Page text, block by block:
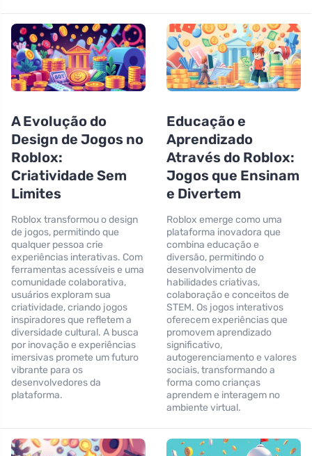
A Evolução do
Design de Jogos no
Roblox:
Criatividade Sem
Limites
Roblox transformou o design
de jogos, permitindo que
qualquer pessoa crie
experiências interativas. Com
ferramentas acessíveis e uma
comunidade colaborativa,
usuários exploram sua
criatividade, criando jogos
inspiradores que refletem a
diversidade cultural. A busca
por inovação e experiências
imersivas promete um futuro
vibrante para os
desenvolvedores da
plataforma.
Educação e
Aprendizado
Através do Roblox:
Jogos que Ensinam
e Divertem
Roblox emerge como uma
plataforma inovadora que
combina educação e
diversão, permitindo o
desenvolvimento de
habilidades criativas,
colaboração e conceitos de
STEM. Os jogos interativos
oferecem experiências que
promovem aprendizado
significativo,
autogerenciamento e valores
sociais, transformando a
forma como crianças
aprendem e interagem no
ambiente virtual.